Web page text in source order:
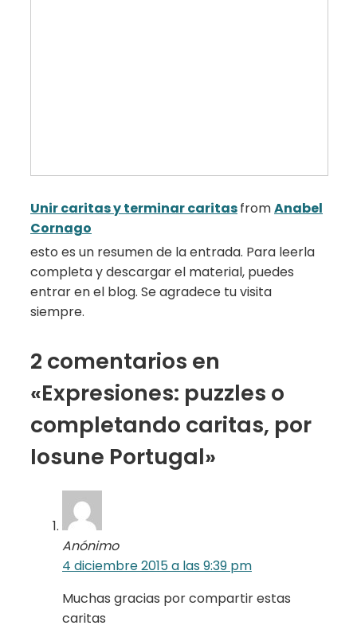
Unir caritas y terminar caritasfromAnabel
Cornago
esto es un resumen de la entrada. Para leerla
completa y descargar el material, puedes
entrar en el blog. Se agradece tu visita
siempre.
2 comentarios en
«Expresiones: puzzles o
completando caritas, por
Iosune Portugal»
Anónimo
4 diciembre 2015 a las 9:39 pm
Muchas gracias por compartir estas
caritas